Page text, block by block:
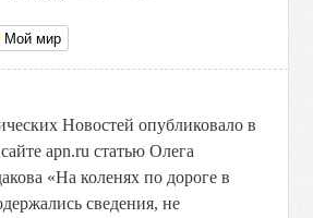
Мой мир
Новостей опубликовало в
apn.ru статью Олега
«На коленях по дороге в
сведения, не